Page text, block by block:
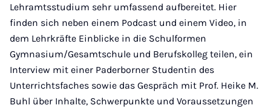
Lehramtsstudium sehr umfassend aufbereitet. Hier
finden sich neben einem Podcast und einem Video, in
dem Lehrkräfte Einblicke in die Schulformen
Gymnasium/Gesamtschule und Berufskolleg teilen, ein
Interview mit einer Paderborner Studentin des
Unterrichtsfaches sowie das Gespräch mit Prof. Heike M.
Buhl über Inhalte, Schwerpunkte und Voraussetzungen